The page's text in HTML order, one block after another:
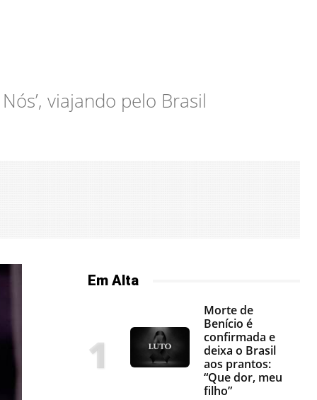
viajando pelo Brasil
Em Alta
Morte de
Benício é
confirmada e
deixa o Brasil
aos prantos:
“Que dor, meu
filho”